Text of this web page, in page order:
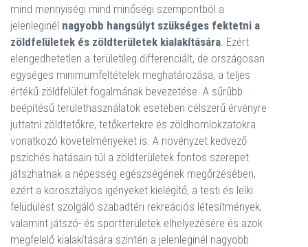
mind mennyiségi mind minőségi szempontból a
jelenleginél nagyobb hangsúlyt szükséges fektetni a
zöldfelületek és zöldterületek kialakítására. Ezért
elengedhetetlen a területileg differenciált, de országosan
egységes minimumfeltételek meghatározása, a teljes
értékű zöldfelület fogalmának bevezetése. A sűrűbb
beépítésű területhasználatok esetében célszerű érvényre
juttatni zöldtetőkre, tetőkertekre és zöldhomlokzatokra
vonatkozó követelményeket is. A növényzet kedvező
pszichés hatásain túl a zöldterületek fontos szerepet
játszhatnak a népesség egészségének megőrzésében,
ezért a korosztályos igényeket kielégítő, a testi és lelki
felüdülést szolgáló szabadtéri rekreációs létesítmények,
valamint játszó- és sportterületek elhelyezésére és azok
megfelelő kialakítására szintén a jelenleginél nagyobb